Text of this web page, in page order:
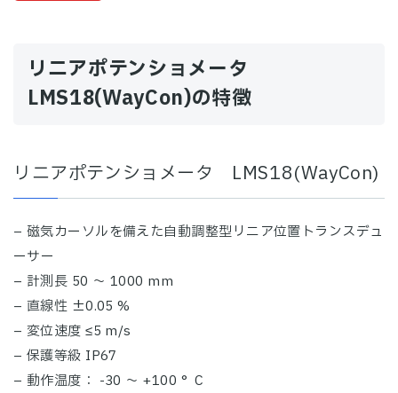
リニアポテンショメータ
LMS18(WayCon)の特徴
リニアポテンショメータ LMS18(WayCon)
– 磁気カーソルを備えた自動調整型リニア位置トランスデュ
ーサー
– 計測長 50 ～ 1000 mm
– 直線性 ±0.05 %
– 変位速度 ≤5 m/s
– 保護等級 IP67
– 動作温度： -30 ～ +100 °C